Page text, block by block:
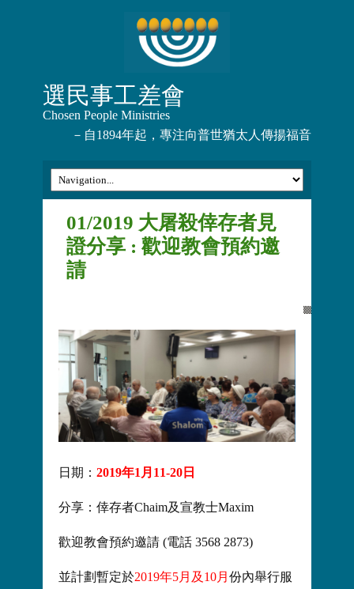
選民事工差會
Chosen People Ministries
－自1894年起，專注向普世猶太人傳揚福音
01/2019 大屠殺倖存者見
證分享 : 歡迎教會預約邀
請
日期： 2019年1月11-20日
分享：倖存者Chaim及宣教士Maxim
歡迎教會預約邀請 (電話 3568 2873)
並計劃暫定於2019年5月及10月 份內舉行服